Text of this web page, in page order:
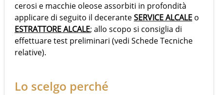
cerosi e macchie oleose assorbiti in profondità
applicare di seguito il deceranteSERVICE ALCALE o
ESTRATTORE ALCALE; allo scopo si consiglia di
effettuare test preliminari (vedi Schede Tecniche
relative).
Lo scelgo perché